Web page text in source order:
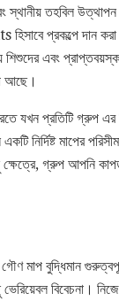
তহবিল
প্রকল্পে দান
শিশুদের এবং
আছে।
প্রতিটি গ্রুপ এর
নির্দিষ্ট মাপের
ক্ষেত্রে, গ্রুপ আপনি
মাপ বুদ্ধিমান
বিবেচনা।